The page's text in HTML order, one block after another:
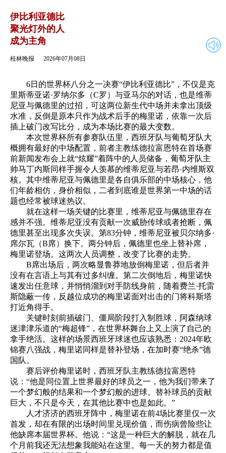
伊比利亚德比
聚光灯外的人
成为主角
桂林晚报 2026年07月08日
6日的世界杯八分之一决赛“伊比利亚德比”，不仅是克
里斯蒂亚诺·罗纳尔多（C罗）与亚马尔的对话，也是维蒂
尼亚与佩德里的过招，可这两位新生代中场并未拿出顶级
水准，反倒是原本只作为战术后手的梅里诺，依靠一次后
插上破门改写比分，成为本场比赛的最大变数。
本次世界杯所有参赛队伍里，西班牙队与葡萄牙队大
概拥有最好的中场配置，前者主教练德拉富恩特在首场赛
前新闻发布会上就“炫耀”着阵中的人员储备，葡萄牙队主
帅马丁内斯同样手握令人羡慕的维蒂尼亚与若昂·内维斯双
核。其中维蒂尼亚与佩德里是各自俱乐部的中场核心，他
们年龄相仿，身价相似，二者到底谁是世界第一中场的话
题也经常被球迷热议。
就在这样一场关键的比赛里，维蒂尼亚与佩德里存在
感并不强。维蒂尼亚没有贡献一次威胁传球或者抢断，佩
德里甚至出现多次失误。第83分钟，维蒂尼亚被贝尔纳多·
席尔瓦（B席）换下。两分钟后，佩德里也坐上替补席，
梅里诺登场。这两次人员调整，改变了比赛的走势。
B席出场后，两次略显鲁莽地放倒梅里诺，但后者并
没有在言语上与其有过多纠缠。第二次倒地后，梅里诺快
速发出任意球，并悄悄溜到对手防线身前，随着费兰·托雷
斯隐蔽一传，反越位成功的梅里诺面对出击的门将科斯塔
打近角得手。
关键时刻前插破门、僵局阶段打入制胜球，阿森纳球
迷津津乐道的“梅超锋”，在世界杯舞台上又上演了自己的
拿手绝活。这样的场景西班牙球迷也应该熟悉：2024年欧
锦赛八强战，梅里诺同样是替补登场，在加时赛“绝杀”德
国队。
赛后评价梅里诺时，西班牙队主教练德拉富恩特
说：“他是同位置上世界最好的球员之一，他为我们带来了
一个梦幻般的结果和一个梦幻般的进球。替补球员的贡献
巨大，不只是今天，在其他比赛中也是如此。”
人才济济的西班牙阵中，梅里诺在前4场比赛里仅一次
首发，却在有限的出场时间里兑现价值，而伤病曾险些让
他缺席本届世界杯。他说：“这是一种巨大的解脱，就在几
个月前我还无法想象我能站在这里。每一天的努力都是值